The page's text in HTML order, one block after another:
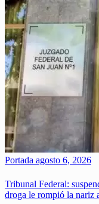
Portada agosto 6, 2026
Tribunal Federal:
droga le rompió la nariz